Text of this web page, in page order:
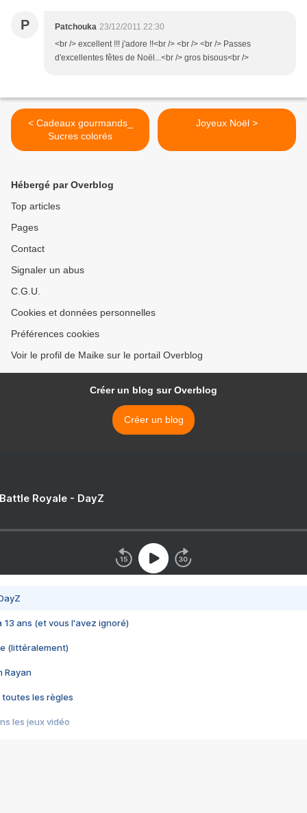
P Patchouka 23/12/2011 22:30
<br /> excellent !!! j'adore !!<br /> <br /> <br /> Passes
d'excellentes fêtes de Noël...<br /> gros bisous<br />
< Cadeaux gourmands_
Sucres colorés
Joyeux Noël >
Hébergé par Overblog
Top articles
Pages
Contact
Signaler un abus
C.G.U.
Cookies et données personnelles
Préférences cookies
Voir le profil de Maike sur le portail Overblog
Créer un blog sur Overblog
Créer un blog
Royale - DayZ
13 ans (et vous l'avez ignoré)
(littéralement)
Rayan
toutes les règles
les jeux vidéo